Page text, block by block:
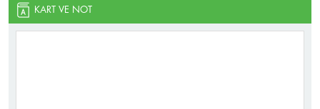
KART VE NOT